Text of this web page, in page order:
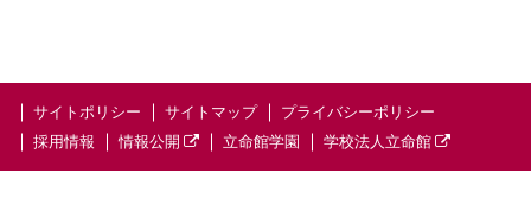
サイトポリシー サイトマップ
プライバシーポリシー
採用情報
情報公開 立命館学園 学校法人立命館